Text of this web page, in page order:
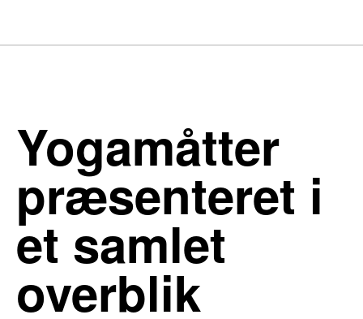
Yogamåtter
præsenteret i
et samlet
overblik